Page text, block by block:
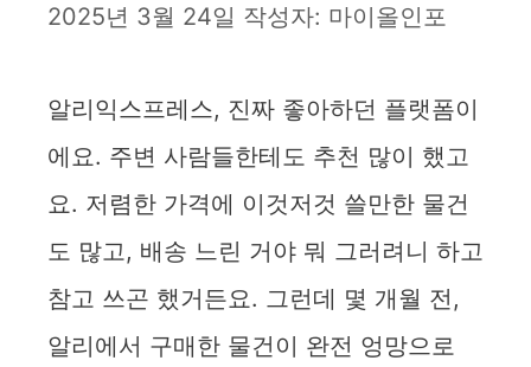
2025년 3월 24일 작성자: 마이올인포
알리익스프레스, 진짜 좋아하던 플랫폼이
에요. 주변 사람들한테도 추천 많이 했고
요. 저렴한 가격에 이것저것 쓸만한 물건
도 많고, 배송 느린 거야 뭐 그러려니 하고
참고 쓰곤 했거든요. 그런데 몇 개월 전,
알리에서 구매한 물건이 완전 엉망으로